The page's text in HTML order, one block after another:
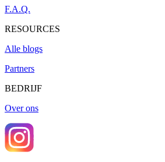
F.A.Q.
RESOURCES
Alle blogs
Partners
BEDRIJF
Over ons